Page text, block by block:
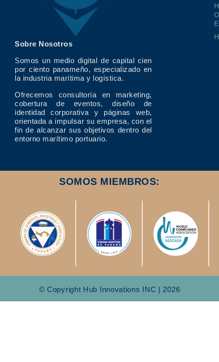
Sobre Nosotros
Somos un medio digital de capital cien
por ciento panameño, especializado en
la industria marítima y logística.
Ofrecemos consultoría en marketing,
cobertura de eventos, diseño de
identidad corporativa y páginas web,
orientada a impulsar su empresa, con el
fin de alcanzar sus objetivos dentro del
entorno marítimo portuario.
SOMOS MIEMBROS:
© Copyright Hub Innovations INC | 2026